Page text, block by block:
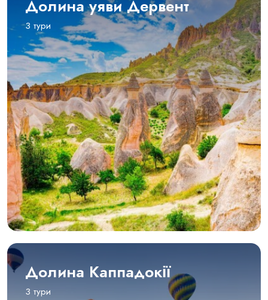
Долина уяви Дервент
3 тури
Долина Каппадокії
3 тури